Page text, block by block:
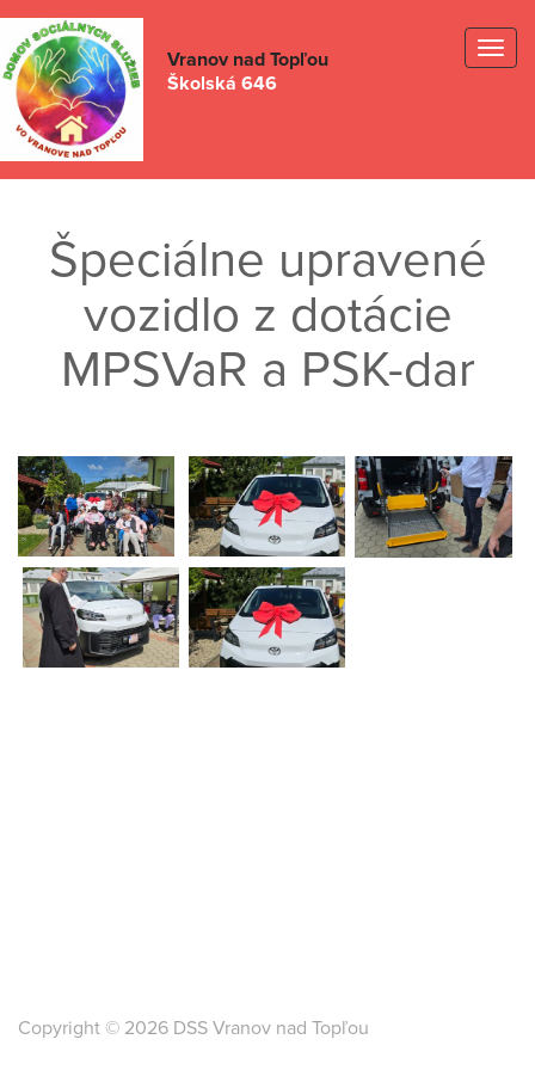
Vranov nad Topľou
Školská 646
Špeciálne upravené
vozidlo z dotácie
MPSVaR a PSK-dar
Copyright © 2026 DSS Vranov nad Topľou